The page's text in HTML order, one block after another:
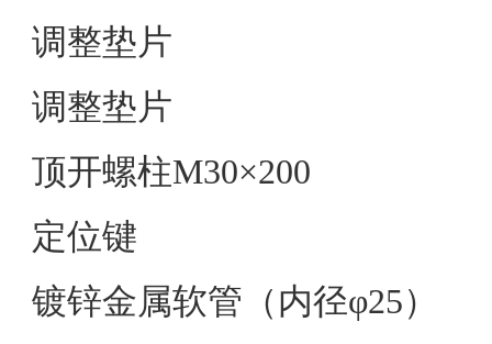
调整垫片
调整垫片
顶开螺柱M30×200
定位键
镀锌金属软管（内径φ25）